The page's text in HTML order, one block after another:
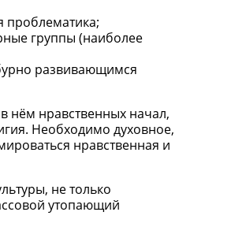
проблематика;
группы (наиболее
развивающимся
нём нравственных начал,
Необходимо духовное,
нравственная и
не только
утопающий